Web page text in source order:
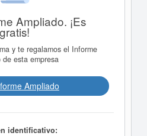
Ampliado. ¡Es
gratis!
y te regalamos el Informe
de esta empresa
Ampliado
identificativo: